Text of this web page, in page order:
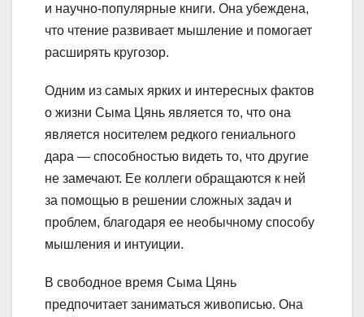
и научно-популярные книги. Она убеждена,
что чтение развивает мышление и помогает
расширять кругозор.
Одним из самых ярких и интересных фактов
о жизни Сыма Цянь является то, что она
является носителем редкого гениального
дара — способностью видеть то, что другие
не замечают. Ее коллеги обращаются к ней
за помощью в решении сложных задач и
проблем, благодаря ее необычному способу
мышления и интуиции.
В свободное время Сыма Цянь
предпочитает заниматься живописью. Она